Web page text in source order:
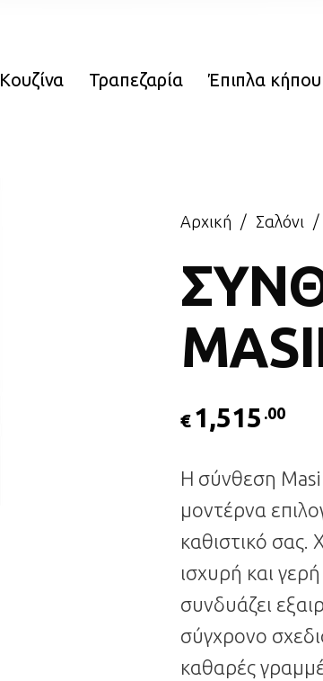
Κουζίνα Τραπεζαρία Έπιπλα κήπου
Αρχική / Σαλόνι /
€ 1,515 .00
Η σύνθεση
μοντέρνα
καθιστικό σας.
ισχυρή και
συνδυάζει
σύγχρονο
καθαρές